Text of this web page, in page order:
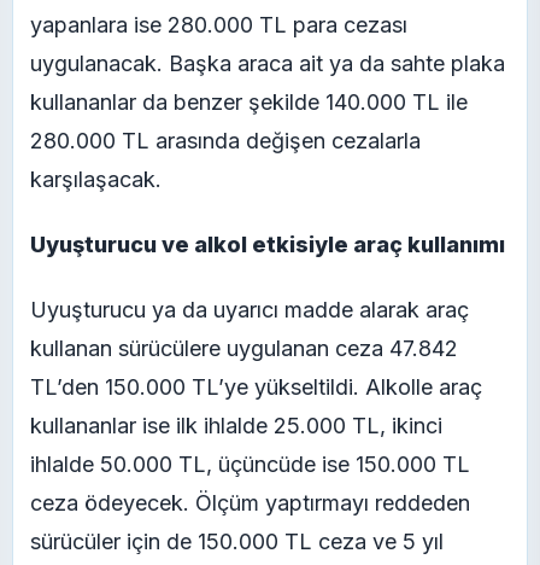
yapanlara ise 280.000 TL para cezası
uygulanacak. Başka araca ait ya da sahte plaka
kullananlar da benzer şekilde 140.000 TL ile
280.000 TL arasında değişen cezalarla
karşılaşacak.
Uyuşturucu ve alkol etkisiyle araç kullanımı
Uyuşturucu ya da uyarıcı madde alarak araç
kullanan sürücülere uygulanan ceza 47.842
TL’den 150.000 TL’ye yükseltildi. Alkolle araç
kullananlar ise ilk ihlalde 25.000 TL, ikinci
ihlalde 50.000 TL, üçüncüde ise 150.000 TL
ceza ödeyecek. Ölçüm yaptırmayı reddeden
sürücüler için de 150.000 TL ceza ve 5 yıl